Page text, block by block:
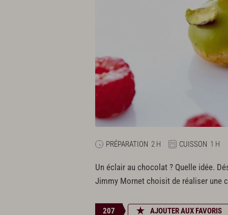
PRÉPARATION 2 H CUISSON 1 H
Un éclair au chocolat ? Quelle idée.
Jimmy Mornet choisit de réaliser une
207 AJOUTER AUX FAVORIS